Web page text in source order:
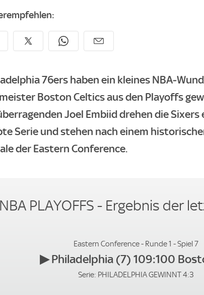
76ers haben ein kleines
Boston Celtics aus den Playoffs
Joel Embiid drehen die
Serie und stehen nach einem
der Eastern Conference.
NBA PLAYOFFS - Ergebnis der
Eastern Conference - Runde 1 - Spiel 7
▶Philadelphia (7) 109:100
Serie: PHILADELPHIA GEWINNT 4:3